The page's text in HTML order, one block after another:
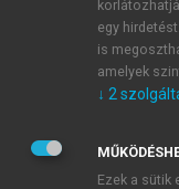
Kérek értesítést
Kérek értesítést
veszem és
egy
is
amelyek
↓ 2
Ezek a sütik